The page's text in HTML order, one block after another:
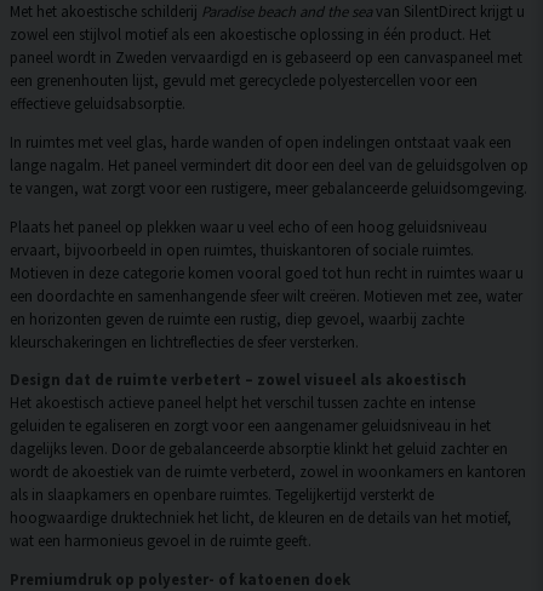
Met het akoestische schilderij Paradise beach and the seavan SilentDirect krijgt u
zowel een stijlvol motief als een akoestische oplossing in één product. Het
paneel wordt in Zweden vervaardigd en is gebaseerd op een canvaspaneel met
een grenenhouten lijst, gevuld met gerecyclede polyestercellen voor een
effectieve geluidsabsorptie.
In ruimtes met veel glas, harde wanden of open indelingen ontstaat vaak een
lange nagalm. Het paneel vermindert dit door een deel van de geluidsgolven op
te vangen, wat zorgt voor een rustigere, meer gebalanceerde geluidsomgeving.
Plaats het paneel op plekken waar u veel echo of een hoog geluidsniveau
ervaart, bijvoorbeeld in open ruimtes, thuiskantoren of sociale ruimtes.
Motieven in deze categorie komen vooral goed tot hun recht in ruimtes waar u
een doordachte en samenhangende sfeer wilt creëren. Motieven met zee, water
en horizonten geven de ruimte een rustig, diep gevoel, waarbij zachte
kleurschakeringen en lichtreflecties de sfeer versterken.
Design dat de ruimte verbetert – zowel visueel als akoestisch
Het akoestisch actieve paneel helpt het verschil tussen zachte en intense
geluiden te egaliseren en zorgt voor een aangenamer geluidsniveau in het
dagelijks leven. Door de gebalanceerde absorptie klinkt het geluid zachter en
wordt de akoestiek van de ruimte verbeterd, zowel in woonkamers en kantoren
als in slaapkamers en openbare ruimtes. Tegelijkertijd versterkt de
hoogwaardige druktechniek het licht, de kleuren en de details van het motief,
wat een harmonieus gevoel in de ruimte geeft.
Premiumdruk op polyester- of katoenen doek